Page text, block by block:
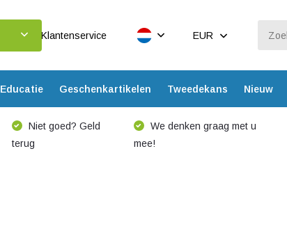
Klantenservice EUR
Educatie Geschenkartikelen Tweedekans Nieuw
Niet goed? Geld
terug
We denken graag met u
mee!